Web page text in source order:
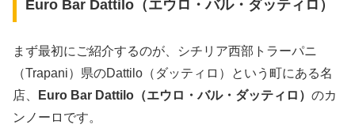
Euro Bar Dattilo（エウロ・バル・ダッティロ）
まず最初にご紹介するのが、シチリア西部トラーパニ
（Trapani）県のDattilo（ダッティロ）という町にある名
店、
Euro Bar Dattilo（エウロ・バル・ダッティロ） のカ
ンノーロです。